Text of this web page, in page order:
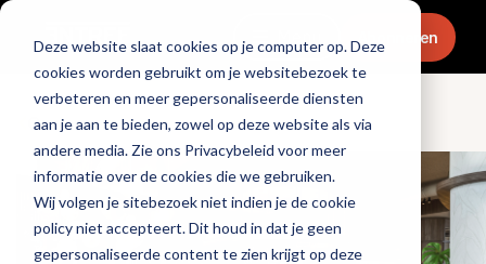
Deze website slaat cookies op je computer op. Deze
cookies worden gebruikt om je websitebezoek te
verbeteren en meer gepersonaliseerde diensten
aan je aan te bieden, zowel op deze website als via
andere media. Zie ons Privacybeleid voor meer
informatie over de cookies die we gebruiken.
Wij volgen je sitebezoek niet indien je de cookie
policy niet accepteert. Dit houd in dat je geen
gepersonaliseerde content te zien krijgt op deze
Menu Abonneren
Ondernemen